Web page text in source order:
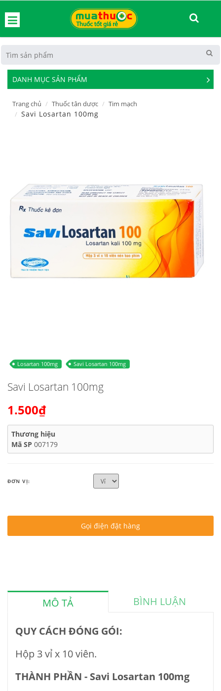
DANH MỤC SẢN PHẨM
See
Trang chủ Thuốc tân dược Tim mạch
Savi Losartan 100mg
Losartan 100mg Savi Losartan 100mg
Savi Losartan 100mg
1.500₫
Thương hiệu
Mã SP 007179
ĐƠN VỊ:
Gọi điện đặt hàng
MÔ TẢ BÌNH LUẬN
QUY CÁCH ĐÓNG GÓI:
Hộp 3 vỉ x 10 viên.
THÀNH PHẦN - Savi Losartan 100mg